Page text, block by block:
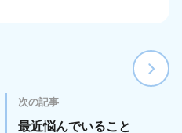
次の記事
最近悩んでいること